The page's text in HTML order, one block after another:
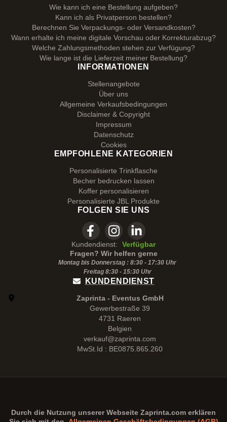
Wie kann ich eine Bestellung aufgeben?
Kann ich als Privatperson bestellen?
Berechnen Sie Verpackungs- oder Versandkosten?
Wann erhalte ich meine digitale Vorschau oder Korrekturabzug?
Welche Zahlungsmethoden stehen zur Verfügung?
Wie lange ist die Lieferzeit meiner Bestellung?
INFORMATIONEN
Stellenangebote
Über uns
Allgemeine Verkaufsbedingungen
Disclaimer & Copyright
Impressum
Datenschutz
Cookies
EMPFOHLENE KATEGORIEN
Personalisierte Trinkflasche
Becher bedrucken lassen
Koffer personalisieren
Personalisierte JBL Produkte
FOLGEN SIE UNS
Kundendienst:
Verfügbar
Fragen? Wir helfen gerne
Montag bis Donnerstag : 8:30 - 17:30 Uhr
Freitag 8:30 - 15:30Uhr
KUNDENDIENST
Zaprinta - Eventus GmbH
Gewerbestraße 39
4731 Raeren
Belgien
verkauf@zaprinta.com
MwSt.Id : BE0875.865.260
Durch die Nutzung unserer Webseite Zaprinta.com erklären